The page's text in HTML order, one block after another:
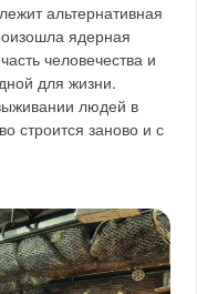
альтернативная
ядерная
человечества и
для жизни.
людей в
строится заново и с